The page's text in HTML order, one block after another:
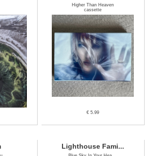
Higher Than Heaven
cassette
€ 5.99
Lighthouse Fami...